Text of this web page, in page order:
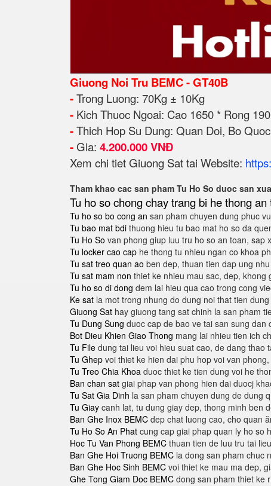
Giuong Noi Tru BEMC - GT40B
-Trong Luong: 70Kg ± 10Kg
- Kich Thuoc Ngoai: Cao 1650 * Rong
-Thich Hop Su Dung: Quan Doi, Bo
- Gia: 4.200.000 VNĐ
Xem chi tiet Giuong Sat tai Website:
Tham khao cac san pham Tu Ho So duoc san
Tu ho so chong chaytrang bi he thong
Tu ho so bo cong an san pham chuyen dung phuc
Tu bao mat bdi thuong hieu tu bao mat ho so da
Tu Ho So van phong giup luu tru ho so an toan, sap
Tu locker cao cap he thong tu nhieu ngan co khoa
Tu sat treo quan ao ben dep, thuan tien dap ung
Tu sat mam non thiet ke nhieu mau sac, dep,
Tu ho so di dong dem lai hieu qua cao trong cong
Ke sat la mot trong nhung do dung noi that tien
Giuong Sat hay giuong tang sat chinh la san pham
Tu Dung Sung duoc cap de bao ve tai san sung dan
Bot Dieu Khien Giao Thong mang lai nhieu tien ich
Tu File dung tai lieu voi hieu suat cao, de dang thao
Tu Ghep voi thiet ke hien dai phu hop voi van
Tu Treo Chia Khoa duoc thiet ke tien dung voi he
Ban chan sat giai phap van phong hien dai duocj
Tu Sat Gia Dinh la san pham chuyen dung de dung
Tu Giay canh lat, tu dung giay dep, thong minh ben
Ban Ghe Inox BEMC dep chat luong cao, cho quan
Tu Ho So An Phat cung cap giai phap quan ly ho so
Hoc Tu Van Phong BEMC thuan tien de luu tru tai
Ban Ghe Hoi Truong BEMC la dong san pham chuc
Ban Ghe Hoc Sinh BEMC voi thiet ke mau ma dep,
Ghe Tong Giam Doc BEMC dong san pham thiet ke